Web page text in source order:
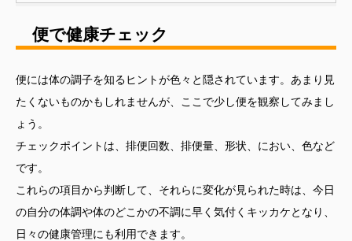
便で健康チェック
便には体の調子を知るヒントが色々と隠されています。あまり見
たくないものかもしれませんが、ここで少し便を観察してみまし
ょう。
チェックポイントは、排便回数、排便量、形状、におい、色など
です。
これらの項目から判断して、それらに変化が見られた時は、今日
の自分の体調や体のどこかの不調に早く気付くキッカケとなり、
日々の健康管理にも利用できます。